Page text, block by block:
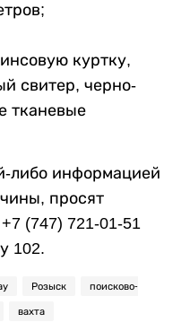
куртку,
свитер, черно-
тканевые
либо информацией
просят
(747) 721-01-51
102.
Розыск поисково-
вахта